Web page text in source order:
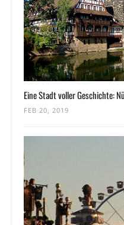
Eine Stadt voller Geschichte:
FEB 20, 2019